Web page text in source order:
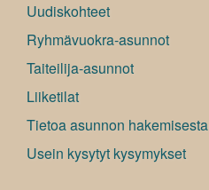
Uudiskohteet
Ryhmävuokra-asunnot
Taiteilija-asunnot
Liiketilat
Tietoa asunnon hakemisesta
Usein kysytyt kysymykset